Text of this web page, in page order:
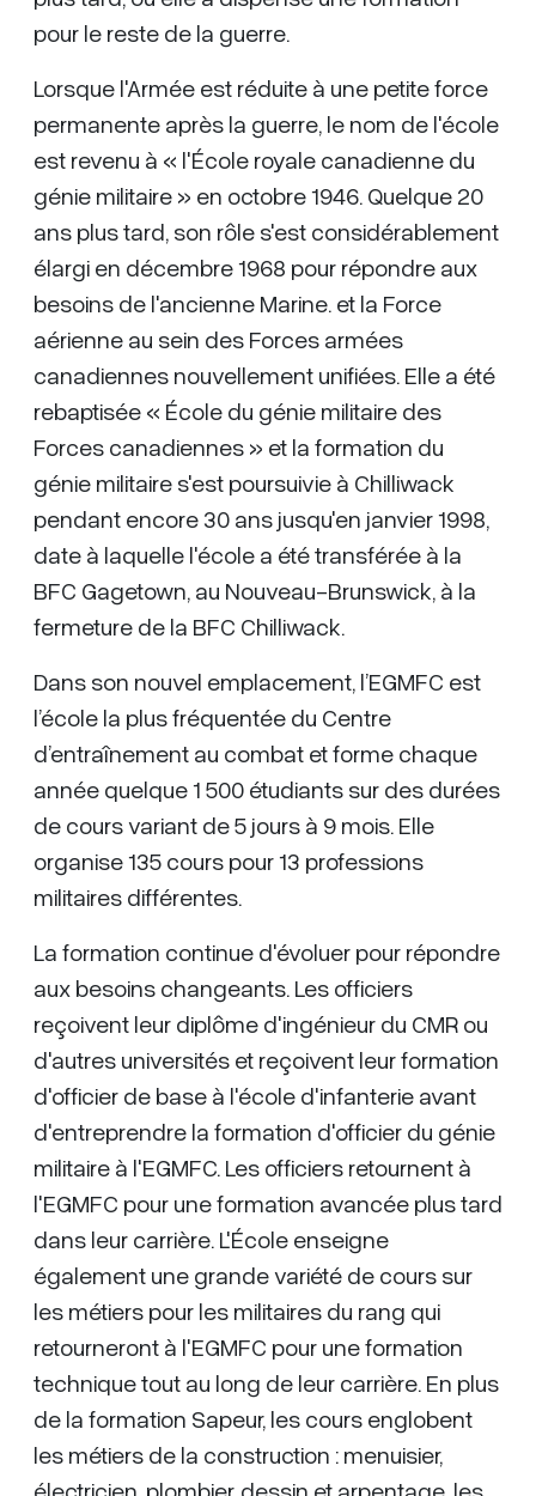
pour le reste de la guerre.
Lorsque l'Armée est réduite à une petite force
permanente après la guerre, le nom de l'école
est revenu à « l'École royale canadienne du
génie militaire » en octobre 1946. Quelque 20
ans plus tard, son rôle s'est considérablement
élargi en décembre 1968 pour répondre aux
besoins de l'ancienne Marine. et la Force
aérienne au sein des Forces armées
canadiennes nouvellement unifiées. Elle a été
rebaptisée « École du génie militaire des
Forces canadiennes » et la formation du
génie militaire s'est poursuivie à Chilliwack
pendant encore 30 ans jusqu'en janvier 1998,
date à laquelle l'école a été transférée à la
BFC Gagetown, au Nouveau-Brunswick, à la
fermeture de la BFC Chilliwack.
Dans son nouvel emplacement, l’EGMFC est
l’école la plus fréquentée du Centre
d’entraînement au combat et forme chaque
année quelque 1 500 étudiants sur des durées
de cours variant de 5 jours à 9 mois. Elle
organise 135 cours pour 13 professions
militaires différentes.
La formation continue d'évoluer pour répondre
aux besoins changeants. Les officiers
reçoivent leur diplôme d'ingénieur du CMR ou
d'autres universités et reçoivent leur formation
d'officier de base à l'école d'infanterie avant
d'entreprendre la formation d'officier du génie
militaire à l'EGMFC. Les officiers retournent à
l'EGMFC pour une formation avancée plus tard
dans leur carrière. L'École enseigne
également une grande variété de cours sur
les métiers pour les militaires du rang qui
retourneront à l'EGMFC pour une formation
technique tout au long de leur carrière. En plus
de la formation Sapeur, les cours englobent
les métiers de la construction : menuisier,
électricien, plombier, dessin et arpentage, les